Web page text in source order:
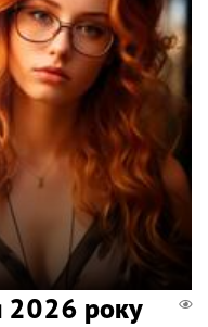
2026 року